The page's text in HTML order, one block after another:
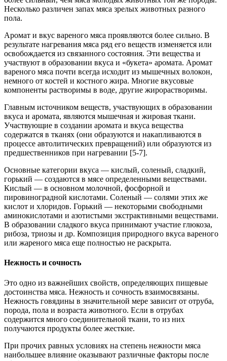
Несколько различен запах мяса зрелых животных разного
пола.
Аромат и вкус вареного мяса проявляются более сильно. В
результате нагревания мяса ряд его веществ изменяется или
освобождается из связанного состояния. Эти вещества и
участвуют в образовании вкуса и «букета» аромата. Аромат
вареного мяса почти всегда исходит из мышечных волокон,
немного от костей и костного жира. Многие вкусовые
компоненты растворимы в воде, другие жирорастворимы.
Главным источником веществ, участвующих в образовании
вкуса и аромата, являются мышечная и жировая ткани.
Участвующие в создании аромата и вкуса вещества
содержатся в тканях (они образуются и накапливаются в
процессе автолитических превращений) или образуются из
предшественников при нагревании [5-7].
Основные категории вкуса — кислый, соленый, сладкий,
горький — создаются в мясе определенными веществами.
Кислый — в основном молочной, фосфорной и
пировиноградной кислотами. Соленый — солями этих же
кислот и хлоридов. Горький — некоторыми свободными
аминокислотами и азотистыми экстрактивными веществами.
В образовании сладкого вкуса принимают участие глюкоза,
рибоза, триозы и др. Композиция природного вкуса вареного
или жареного мяса еще полностью не раскрыта.
Нежность и сочность
Это одно из важнейших свойств, определяющих пищевые
достоинства мяса. Нежность и сочность взаимосвязаны.
Нежность говядины в значительной мере зависит от отруба,
порода, пола и возраста животного. Если в отрубах
содержится много соединительной ткани, то из них
получаются продукты более жесткие.
При прочих равных условиях на степень нежности мяса
наибольшее влияние оказывают различные факторы после